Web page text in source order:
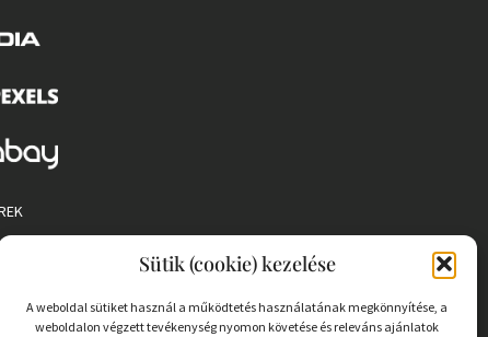
Sütik (cookie) kezelése
A weboldal sütiket használ a működtetés használatának megkönnyítése, a
weboldalon végzett tevékenység nyomon követése és releváns ajánlatok